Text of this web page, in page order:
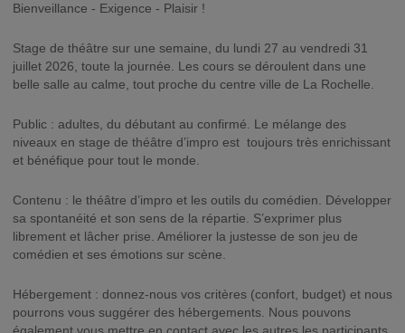
Bienveillance - Exigence - Plaisir !
Stage de théâtre sur une semaine, du lundi 27 au vendredi 31
juillet 2026, toute la journée. Les cours se déroulent dans une
belle salle au calme, tout proche du centre ville de La Rochelle.
Public : adultes, du débutant au confirmé. Le mélange des
niveaux en stage de théâtre d’impro est toujours très enrichissant
et bénéfique pour tout le monde.
Contenu : le théâtre d’impro et les outils du comédien. Développer
sa spontanéité et son sens de la répartie. S’exprimer plus
librement et lâcher prise. Améliorer la justesse de son jeu de
comédien et ses émotions sur scène.
Hébergement : donnez-nous vos critères (confort, budget) et nous
pourrons vous suggérer des hébergements. Nous pouvons